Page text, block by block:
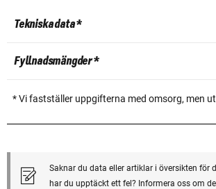
Tekniska data *
Fyllnadsmängder *
* Vi fastställer uppgifterna med omsorg, men
Saknar du data eller artiklar i översikten för
har du upptäckt ett fel? Informera oss om